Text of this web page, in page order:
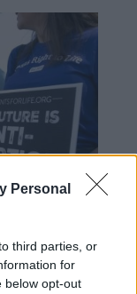
Personal
third parties, or
for
below opt-out